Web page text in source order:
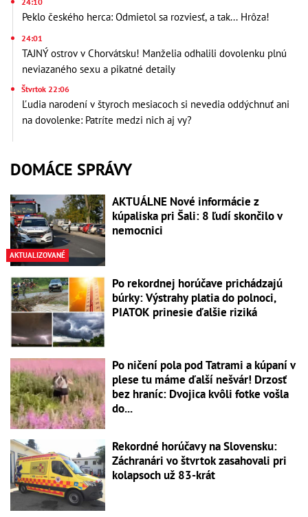
Peklo českého herca: Odmietol sa rozviesť, a tak... Hrôza!
24:01
TAJNÝ ostrov v Chorvátsku! Manželia odhalili dovolenku plnú
neviazaného sexu a pikatné detaily
Štvrtok 22:06
Ľudia narodení v štyroch mesiacoch si nevedia oddýchnuť ani
na dovolenke: Patríte medzi nich aj vy?
DOMÁCE SPRÁVY
AKTUALIZOVANÉ
AKTUÁLNE Nové informácie z
kúpaliska pri Šali: 8 ľudí skončilo v
nemocnici
Po rekordnej horúčave prichádzajú
búrky: Výstrahy platia do polnoci,
PIATOK prinesie ďalšie riziká
Po ničení pola pod Tatrami a kúpaní v
plese tu máme ďalší nešvár! Drzosť
bez hraníc: Dvojica kvôli fotke vošla
do...
Rekordné horúčavy na Slovensku:
Záchranári vo štvrtok zasahovali pri
kolapsoch už 83-krát